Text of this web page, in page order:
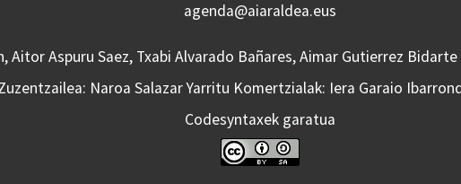
agenda@aiaraldea.eus
Aitor Aspuru Saez, Txabi Alvarado Bañares, Aimar Gutierrez
Naroa Salazar Yarritu Komertzialak: Iera Garaio
Codesyntaxek garatua